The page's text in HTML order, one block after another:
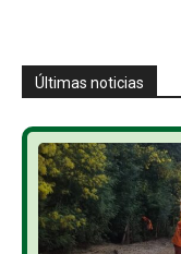
Últimas noticias